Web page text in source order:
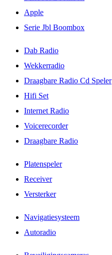
Apple
Serie Jbl Boombox
Dab Radio
Wekkerradio
Draagbare Radio Cd Speler
Hifi Set
Internet Radio
Voicerecorder
Draagbare Radio
Platenspeler
Receiver
Versterker
Navigatiesysteem
Autoradio